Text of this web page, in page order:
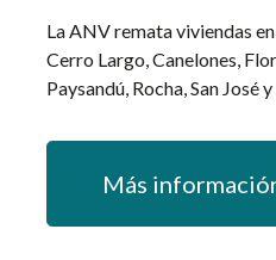
La ANV remata viviendas
Cerro Largo, Canelones,
Paysandú, Rocha, San José
Más